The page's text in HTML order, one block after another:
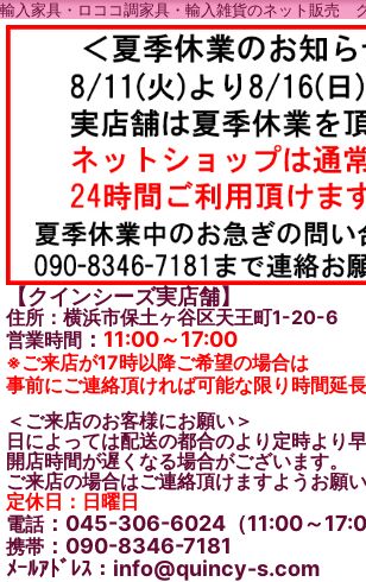
輸入家具・ロココ調家具・輸入雑貨のネット販売
【クインシーズ実店舗】
住所：横浜市保土ヶ谷区天王町1-20-6
営業時間 ： 11:00～17:00
※ご来店が17時以降ご希望の場合は
事前にご連絡頂ければ可能な限り時間延長
＜ご来店のお客様にお願い＞
日によっては配送の都合のより定時より
開店時間が遅くなる場合がございます。
ご来店の場合はご連絡頂けますようお願い
定休日：日曜日
電話：045-306-6024（11:00～
携帯 ：090-8346-7181
ﾒｰﾙｱﾄﾞﾚｽ：info@quincy-s.com